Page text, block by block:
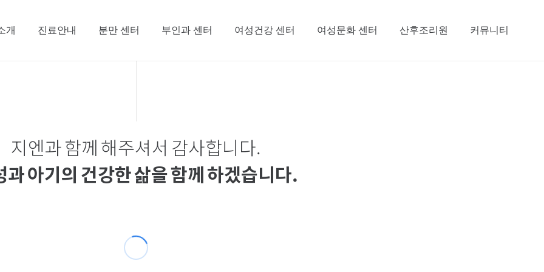
개 진료안내 분만 센터 부인과 센터 여성건강 센터 여성문화 센터 산후조리원 커뮤니티
지엔과 함께 해주셔서 감사합니다.
과 아기의 건강한 삶을 함께 하겠습니다.